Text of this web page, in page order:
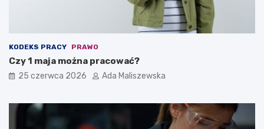
KODEKS PRACY PRAWO
Czy 1 maja można pracować?
25 czerwca 2026 Ada Maliszewska